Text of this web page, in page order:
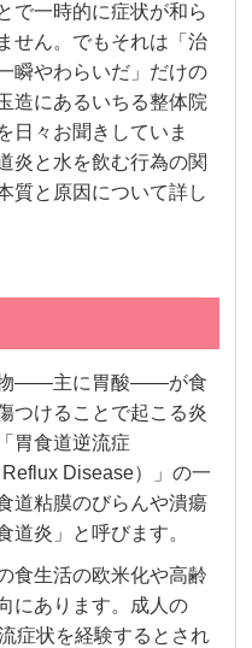
で一時的に症状が和ら
せん。でもそれは「治
瞬やわらいだ」だけの
造にあるいちる整体院
日々お聞きしていま
炎と水を飲む行為の関
質と原因について詳し
物——主に胃酸——が食
つけることで起こる炎
胃食道逆流症
Disease）」の一
道粘膜のびらんや潰瘍
道炎」と呼びます。
食生活の欧米化や高齢
にあります。成人の
症状を経験するとされ